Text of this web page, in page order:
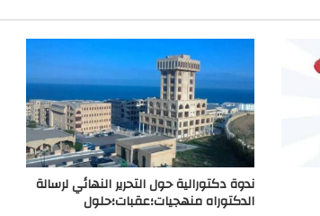
ندوة دكتورالية حول التحرير النهائي لرسالة
الدكتوراه منهجيات؛عقبات؛حلول